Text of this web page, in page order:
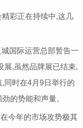
彩正在持续中,这几
国际运营总部暂告一
展,虽然品牌展已结束,
同时在4月9日举行的
的势能和声量。
今年的市场攻势极其